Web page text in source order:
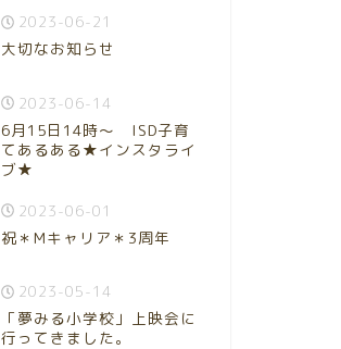
2023-06-21
大切なお知らせ
2023-06-14
6月15日14時～ ISD子育
てあるある★インスタライ
ブ★
2023-06-01
祝＊Mキャリア＊3周年
2023-05-14
「夢みる小学校」上映会に
行ってきました。